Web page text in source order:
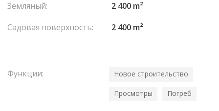
Земляный:
2 400 m²
Садовая поверхность:
2 400 m²
Функции: Новое строительство
Просмотры Погреб